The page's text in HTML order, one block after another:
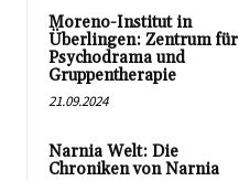
Moreno-Institut in
Überlingen: Zentrum für
Psychodrama und
Gruppentherapie
21.09.2024
Narnia Welt: Die
Chroniken von Narnia